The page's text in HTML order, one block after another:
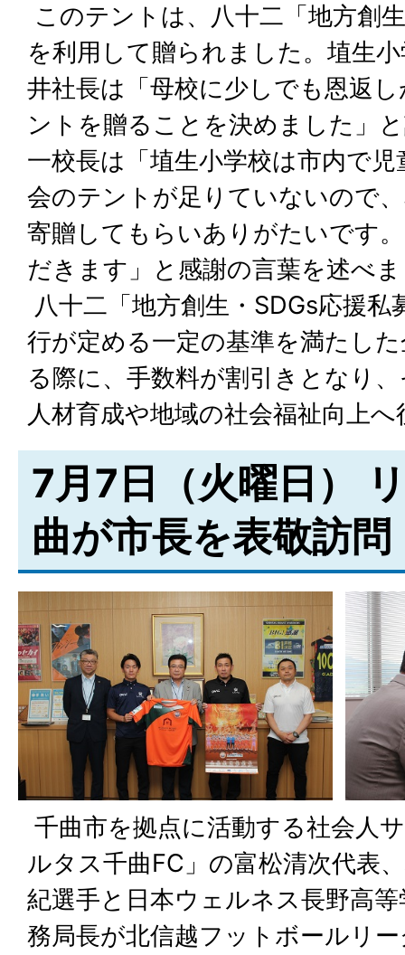
このテントは、八十二「地方創
を利用して贈られました。埴生
井社長は「母校に少しでも恩返
ントを贈ることを決めました」
一校長は「埴生小学校は市内で
会のテントが足りていないので
寄贈してもらいありがたいです
だきます」と感謝の言葉を述べ
八十二「地方創生・SDGs応援
行が定める一定の基準を満たし
る際に、手数料が割引きとなり
人材育成や地域の社会福祉向上
7月7日（火曜日）
曲が市長を表敬訪問
千曲市を拠点に活動する社会人
ルタス千曲FC」の富松清次代表
紀選手と日本ウェルネス長野高
務局長が北信越フットボールリ